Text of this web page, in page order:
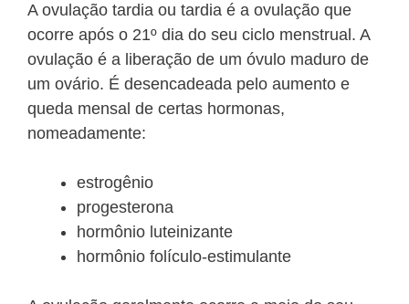
A ovulação tardia ou tardia é a ovulação que
ocorre após o 21º dia do seu ciclo menstrual. A
ovulação é a liberação de um óvulo maduro de
um ovário. É desencadeada pelo aumento e
queda mensal de certas hormonas,
nomeadamente:
estrogênio
progesterona
hormônio luteinizante
hormônio folículo-estimulante